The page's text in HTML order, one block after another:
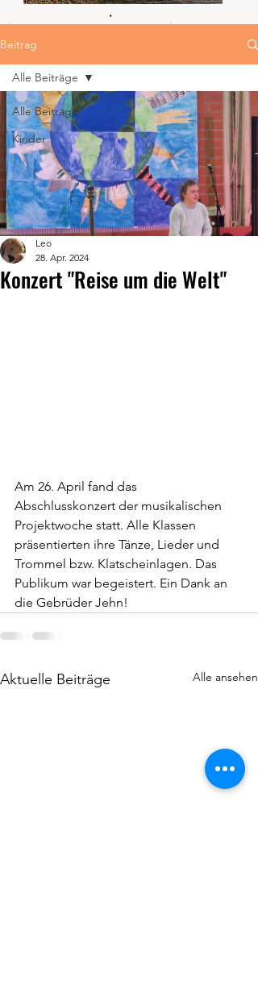
Beitrag
Alle Beiträge
Kinder
Alle Beiträge
Konzert "Reise um die Welt"
Leo
28. Apr. 2024
Am 26. April fand das
Abschlusskonzert der musikalischen
Projektwoche statt. Alle Klassen
präsentierten ihre Tänze, Lieder und
Trommel bzw. Klatscheinlagen. Das
Publikum war begeistert. Ein Dank an
die Gebrüder Jehn!
Aktuelle Beiträge Alle ansehen